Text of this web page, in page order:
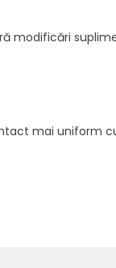
modificări
mai uniform